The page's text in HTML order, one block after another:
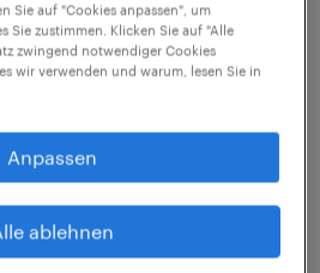
Zukunft:
gesucht!
Stapler wie kein Zweiter
Sie auf "Cookies anpassen", um
Sie zustimmen. Klicken Sie auf "Alle
zwingend notwendiger Cookies
wir verwenden und warum, lesen Sie in
Anpassen
ablehnen